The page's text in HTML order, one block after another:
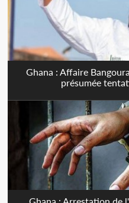
Ghana : Affaire
présumée